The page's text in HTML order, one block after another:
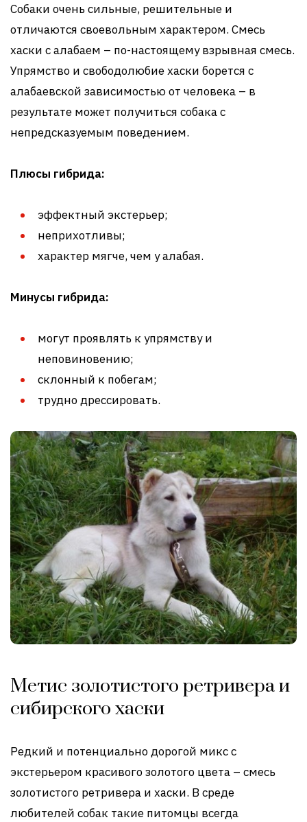
Собаки очень сильные, решительные и
отличаются своевольным характером. Смесь
хаски с алабаем – по-настоящему взрывная смесь.
Упрямство и свободолюбие хаски борется с
алабаевской зависимостью от человека – в
результате может получиться собака с
непредсказуемым поведением.
Плюсы гибрида:
эффектный экстерьер;
неприхотливы;
характер мягче, чем у алабая.
Минусы гибрида:
могут проявлять к упрямству и
неповиновению;
склонный к побегам;
трудно дрессировать.
Метис золотистого ретривера и
сибирского хаски
Редкий и потенциально дорогой микс с
экстерьером красивого золотого цвета – смесь
золотистого ретривера и хаски. В среде
любителей собак такие питомцы всегда